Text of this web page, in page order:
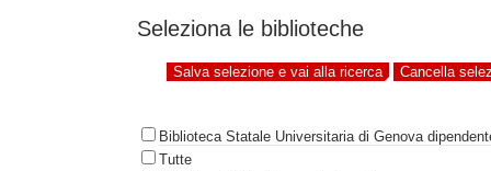
Seleziona le biblioteche
Biblioteca Statale Universitaria di Genova
Tutte